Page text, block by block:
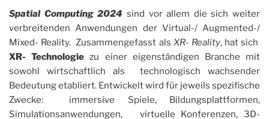
Spatial Computing 2024 sind vor allem die sich weiter
verbreitenden Anwendungen der Virtual-/ Augmented-/
Mixed- Reality. Zusammengefasst als XR- Reality, hat sich
XR- Technologie zu einer eigenständigen Branche mit
sowohl wirtschaftlich als technologisch wachsender
Bedeutung etabliert. Entwickelt wird für jeweils spezifische
Zwecke: immersive Spiele, Bildungsplattformen,
Simulationsanwendungen, virtuelle Konferenzen, 3D-